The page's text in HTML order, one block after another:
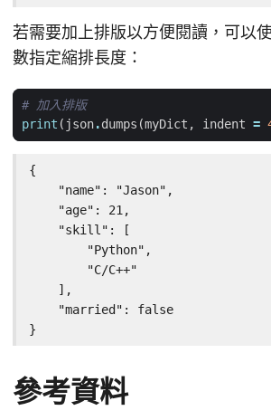
若需要加上排版以方便閱讀，可以
數指定縮排長度：
# 加入排版
print ( json.dumps (myDict , indent =
{
    "name": "Jason",
    "age": 21,
    "skill": [
        "Python",
        "C/C++"
    ],
    "married": false
}
參考資料